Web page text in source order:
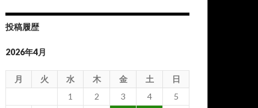
投稿履歴
2026年4月
月 火 水 木 金 土
日
1
2 3 4
5